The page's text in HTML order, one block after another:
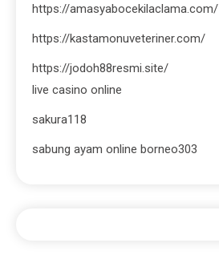
https://amasyabocekilaclama.com/
https://kastamonuveteriner.com/
https://jodoh88resmi.site/
live casino online
sakura118
sabung ayam online borneo303